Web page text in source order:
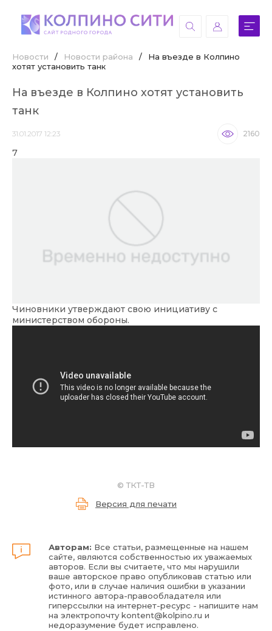
Новости / Новости района /
На въезде в Колпино
хотят установить танк
На въезде в Колпино хотят установить
танк
31.01.2017 12:23 2160
7
Чиновники утверждают свою инициативу с
министерством обороны.
©ТКТ-ТВ
Версия для печати
Авторам: Все статьи, размещенные на нашем
сайте, являются собственностью их уважаемых
авторов. Если вы считаете, что мы нарушили
ваше авторское право опубликовав статью или
фото, или в случае наличия ошибки в указании
истинного автора-правообладателя или
гиперссылки на интернет-ресурс - напишите нам
на электропочтуkontent@kolpino.ru и
недоразумение будет исправлено.